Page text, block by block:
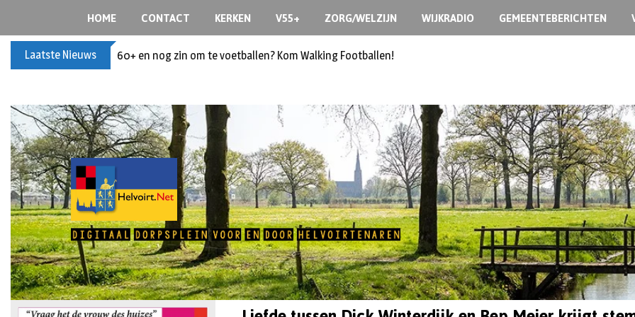
HOME CONTACT KERKEN V55+ ZORG/WELZIJN WIJKRADIO GEMEENTEBERICHTEN
Laatste Nieuws Buxusplanten in brand in Biezenmortel, vermoedelijk opzet